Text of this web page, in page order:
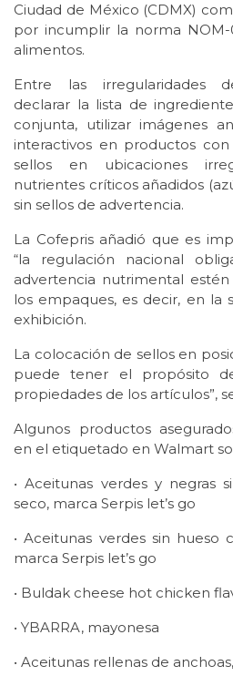
Ciudad de México (CDMX)
por incumplir la norma
alimentos.
Entre las irregularidades
declarar la lista de
conjunta, utilizar imágenes
interactivos en productos
sellos en ubicaciones
nutrientes críticos añadidos
sin sellos de advertencia.
La Cofepris añadió que es
“la regulación nacional
advertencia nutrimental
los empaques, es decir, en la
exhibición.
La colocación de sellos en
puede tener el propósito
propiedades de los artículos”,
Algunos productos
en el etiquetado en Walmart
• Aceitunas verdes y negras
seco, marca Serpis let’s go
• Aceitunas verdes sin hueso
marca Serpis let’s go
• Buldak cheese hot chicken
• YBARRA, mayonesa
• Aceitunas rellenas de